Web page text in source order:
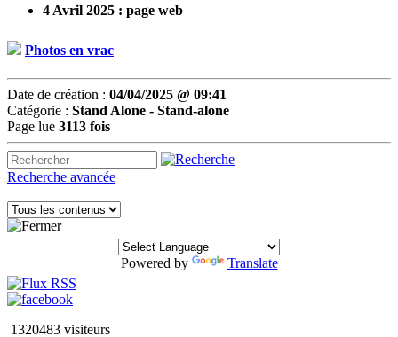
4 Avril 2025 : page web
Photos en vrac
Date de création : 04/04/2025 @ 09:41
Catégorie : Stand Alone - Stand-alone
Page lue 3113 fois
Recherche avancée
Powered by Translate
1320483 visiteurs